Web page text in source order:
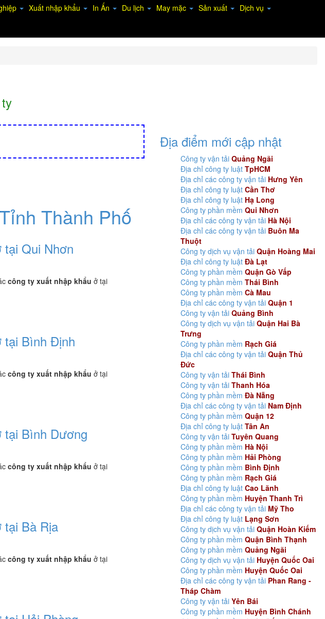
Xuất nhập khẩu In Ấn Du lịch May mặc Sản xuất Dịch vụ
Thành Phố
tại Qui Nhơn
công ty xuất nhập khẩu ở tại
tại Bình Định
công ty xuất nhập khẩu ở tại
tại Bình Dương
công ty xuất nhập khẩu ở tại
tại Bà Rịa
công ty xuất nhập khẩu ở tại
Địa điểm mới cập nhật
Công ty vận tải Quảng Ngãi
Địa chỉ công ty luật TpHCM
Địa chỉ các công ty vận tải Hưng Yên
Địa chỉ công ty luật Cần Thơ
Địa chỉ công ty luật Hạ Long
Công ty phần mềm Qui Nhơn
Địa chỉ các công ty vận tải Hà Nội
Địa chỉ các công ty vận tải Buôn Ma
Thuột
Công ty dịch vụ vận tải Quận Hoàng Mai
Địa chỉ công ty luật Đà Lạt
Công ty phần mềm Quận Gò Vấp
Công ty phần mềm Thái Bình
Công ty phần mềm Cà Mau
Địa chỉ các công ty vận tải Quận 1
Công ty vận tải Quảng Bình
Công ty dịch vụ vận tải Quận Hai Bà
Trưng
Công ty phần mềm Rạch Giá
Địa chỉ các công ty vận tải Quận Thủ
Đức
Công ty vận tải Thái Bình
Công ty vận tải Thanh Hóa
Công ty phần mềm Đà Nẵng
Địa chỉ các công ty vận tải Nam Định
Công ty phần mềm Quận 12
Địa chỉ công ty luật Tân An
Công ty vận tải Tuyên Quang
Công ty phần mềm Hà Nội
Công ty phần mềm Hải Phòng
Công ty phần mềm Bình Định
Công ty phần mềm Rạch Giá
Địa chỉ công ty luật Cao Lãnh
Công ty phần mềm Huyện Thanh Trì
Địa chỉ các công ty vận tải Mỹ Tho
Địa chỉ công ty luật Lạng Sơn
Công ty dịch vụ vận tải Quận Hoàn Kiếm
Công ty phần mềm Quận Bình Thạnh
Công ty phần mềm Quảng Ngãi
Công ty dịch vụ vận tải Huyện Quốc Oai
Công ty phần mềm Huyện Quốc Oai
Địa chỉ các công ty vận tải Phan Rang -
Tháp Chàm
Công ty vận tải Yên Bái
Công ty phần mềm Huyện Bình Chánh